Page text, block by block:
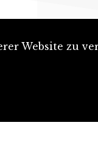
Website zu